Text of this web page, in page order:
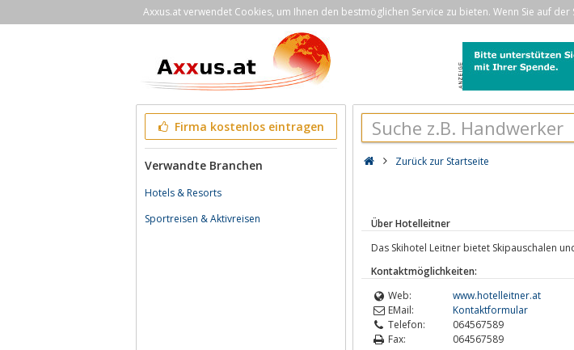
Axxus.at verwendet Cookies, um Ihnen den bestmöglichen Service zu bieten. Wenn Sie auf
Firma kostenlos eintragen
Verwandte Branchen
Hotels & Resorts
Sportreisen & Aktivreisen
Zurück zur Startseite
Über Hotelleitner
Das Skihotel Leitner bietet Skipauschalen
Kontaktmöglichkeiten:
Web:
www.hotelleitner.at
EMail:
Kontaktformular
Telefon:
064567589
Fax:
064567589